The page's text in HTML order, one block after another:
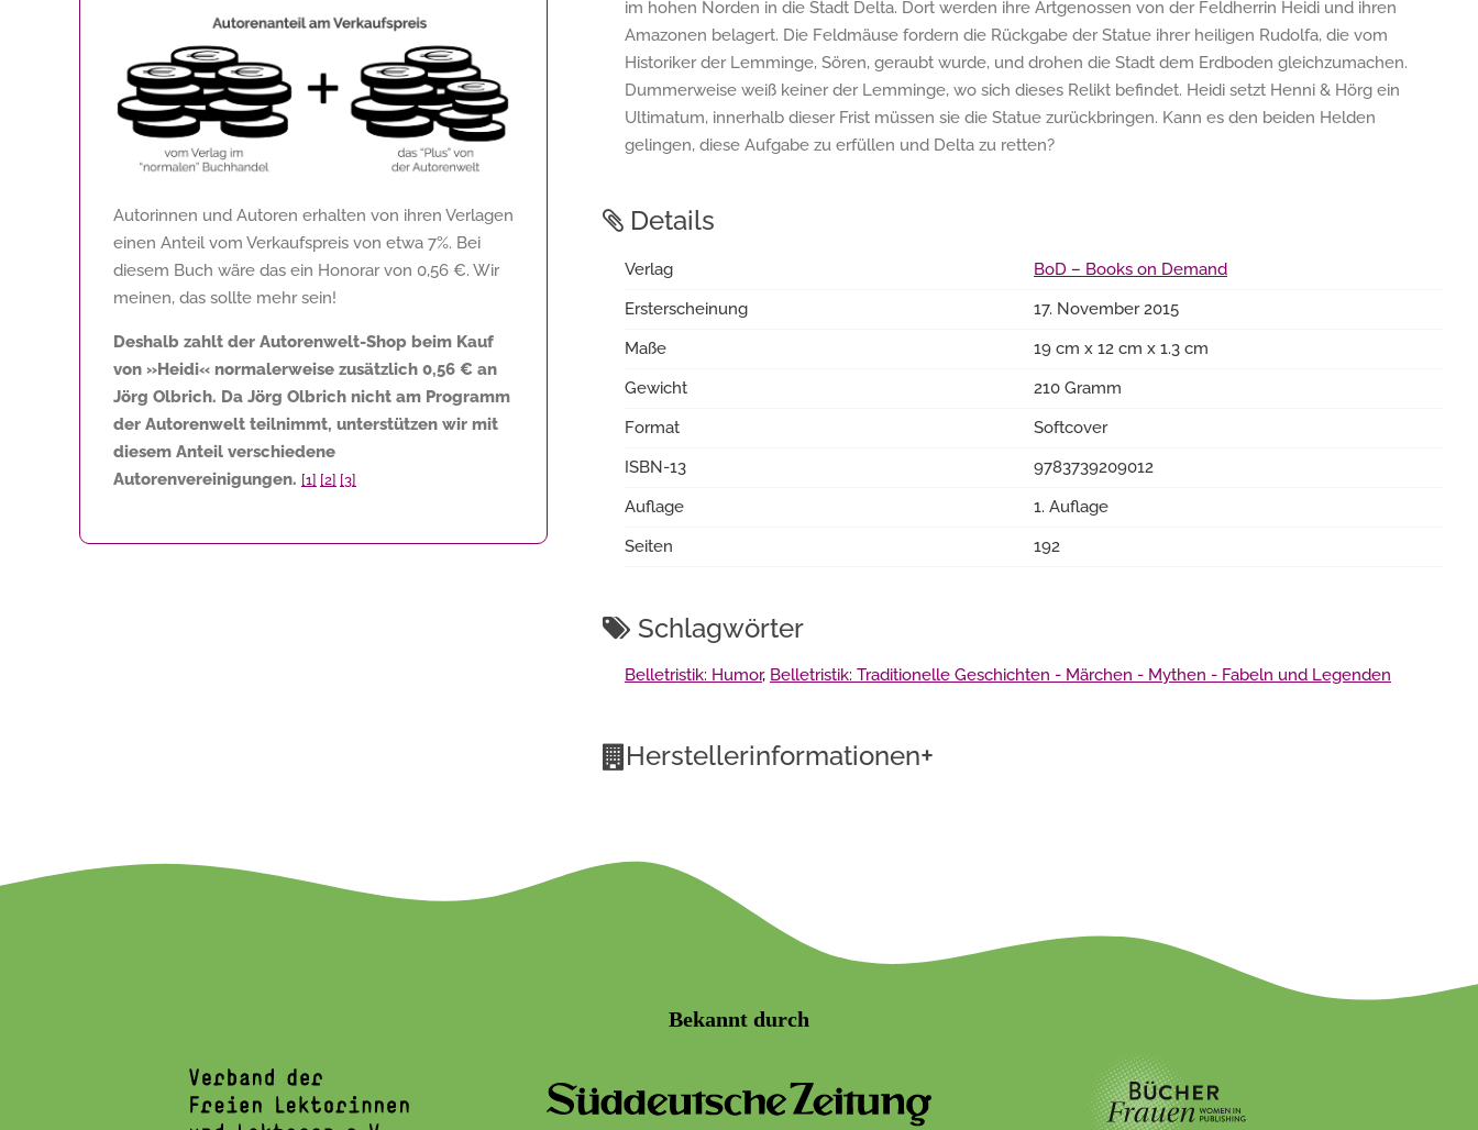
Autorinnen und Autoren erhalten von ihren Verlagen
einen Anteil vom Verkaufspreis von etwa 7%. Bei
diesem Buch wäre das ein Honorar von 0,56 €. Wir
meinen, das sollte mehr sein!
Deshalb zahlt der Autorenwelt-Shop beim Kauf
von »Heidi« normalerweise zusätzlich 0,56 € an
Jörg Olbrich. Da Jörg Olbrich nicht am Programm
der Autorenwelt teilnimmt, unterstützen wir mit
diesem Anteil verschiedene
Autorenvereinigungen. [1] [2] [3]
im hohen Norden in die Stadt Delta. Dort werden ihre Artgenossen von der Feldherrin Heidi und ihren
Amazonen belagert. Die Feldmäuse fordern die Rückgabe der Statue ihrer heiligen Rudolfa, die vom
Historiker der Lemminge, Sören, geraubt wurde, und drohen die Stadt dem Erdboden gleichzumachen.
Dummerweise weiß keiner der Lemminge, wo sich dieses Relikt befindet. Heidi setzt Henni & Hörg ein
Ultimatum, innerhalb dieser Frist müssen sie die Statue zurückbringen. Kann es den beiden Helden
gelingen, diese Aufgabe zu erfüllen und Delta zu retten?
Details
Verlag
BoD – Books on Demand
Ersterscheinung
17. November 2015
Maße
19 cm x 12 cm x 1.3 cm
Gewicht
210 Gramm
Format
Softcover
ISBN-13
9783739209012
Auflage
1. Auflage
Seiten
192
Schlagwörter
Belletristik: Humor, Belletristik: Traditionelle Geschichten - Märchen - Mythen - Fabeln und Legenden
Herstellerinformationen+
Bekannt durch